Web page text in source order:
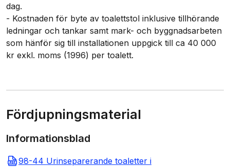
dag.
- Kostnaden för byte av toalettstol inklusive tillhörande
ledningar och tankar samt mark- och byggnadsarbeten
som hänför sig till installationen uppgick till ca 40 000
kr exkl. moms (1996) per toalett.
Fördjupningsmaterial
Informationsblad
98-44 Urinseparerande toaletter i